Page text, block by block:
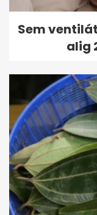
Sem
alig